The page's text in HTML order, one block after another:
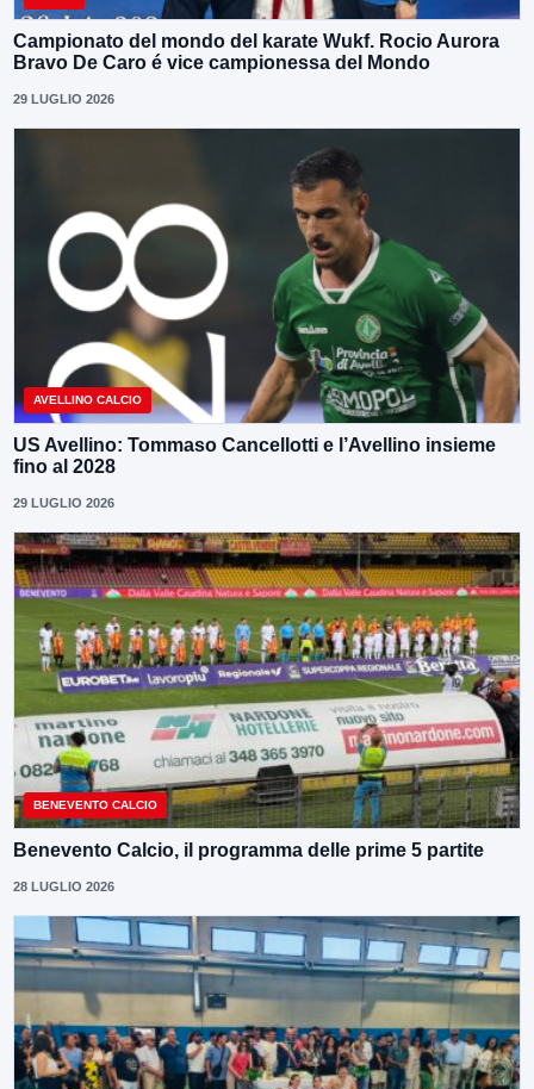
Campionato del mondo del karate Wukf. Rocio Aurora
Bravo De Caro é vice campionessa del Mondo
29 LUGLIO 2026
AVELLINO CALCIO
US Avellino: Tommaso Cancellotti e l’Avellino insieme
fino al 2028
29 LUGLIO 2026
BENEVENTO CALCIO
Benevento Calcio, il programma delle prime 5 partite
28 LUGLIO 2026